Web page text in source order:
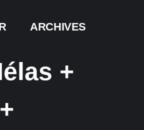
ARCHIVES
+